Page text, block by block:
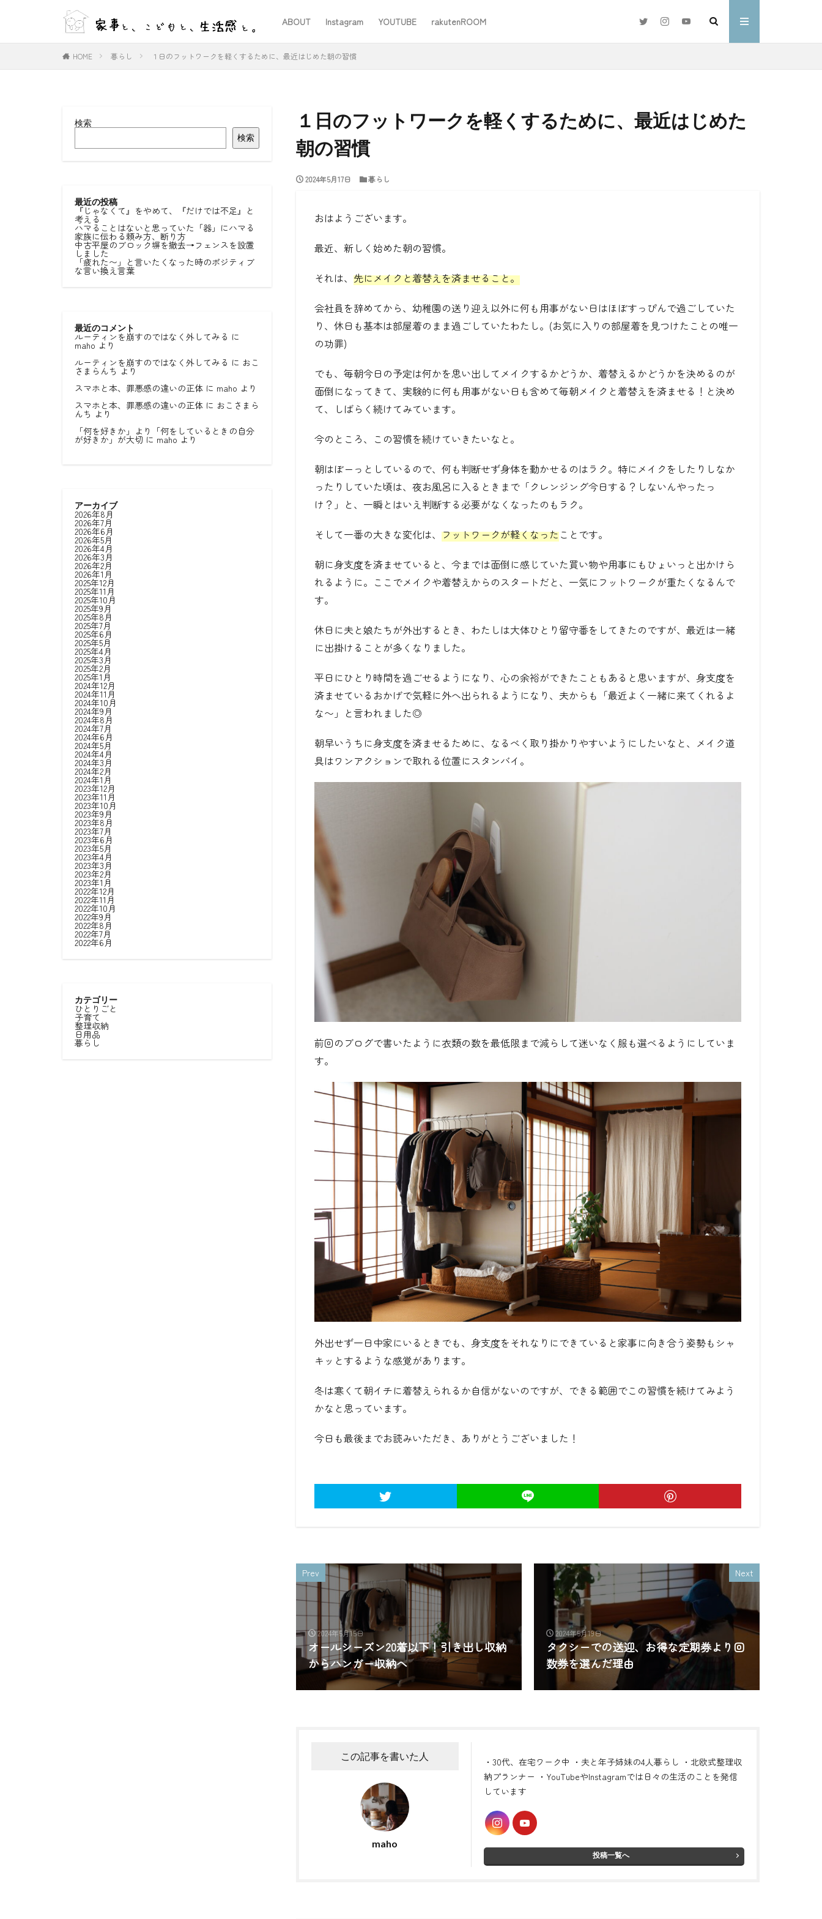
ABOUT Instagram YOUTUBE rakutenROOM
HOME 暮らし １日のフットワークを軽くするために、最近はじめた朝の習慣
１日のフットワークを軽くするために、最近はじめた
朝の習慣
2024年5月17日 暮らし
おはようございます。
最近、新しく始めた朝の習慣。
それは、 先にメイクと着替えを済ませること。
会社員を辞めてから、幼稚園の送り迎え以外に何も用事がない日はほぼすっぴんで過ごしていた
り、休日も基本は部屋着のまま過ごしていたわたし。(お気に入りの部屋着を見つけたことの唯一
の功罪)
でも、毎朝今日の予定は何かを思い出してメイクするかどうか、着替えるかどうかを決めるのが
面倒になってきて、実験的に何も用事がない日も含めて毎朝メイクと着替えを済ませる！と決め
て、しばらく続けてみています。
今のところ、この習慣を続けていきたいなと。
朝はぼーっとしているので、何も判断せず身体を動かせるのはラク。特にメイクをしたりしなか
ったりしていた頃は、夜お風呂に入るときまで「クレンジング今日する？しないんやったっ
け？」と、一瞬とはいえ判断する必要がなくなったのもラク。
そして一番の大きな変化は、 フットワークが軽くなったことです。
朝に身支度を済ませていると、今までは面倒に感じていた買い物や用事にもひょいっと出かけら
れるように。ここでメイクや着替えからのスタートだと、一気にフットワークが重たくなるんで
す。
休日に夫と娘たちが外出するとき、わたしは大体ひとり留守番をしてきたのですが、最近は一緒
に出掛けることが多くなりました。
平日にひとり時間を過ごせるようになり、心の余裕ができたこともあると思いますが、身支度を
済ませているおかげで気軽に外へ出られるようになり、夫からも「最近よく一緒に来てくれるよ
な〜」と言われました◎
朝早いうちに身支度を済ませるために、なるべく取り掛かりやすいようにしたいなと、メイク道
具はワンアクションで取れる位置にスタンバイ。
前回のブログで書いたように衣類の数を最低限まで減らして迷いなく服も選べるようにしていま
す。
外出せず一日中家にいるときでも、身支度をそれなりにできていると家事に向き合う姿勢もシャ
キッとするような感覚があります。
冬は寒くて朝イチに着替えられるか自信がないのですが、できる範囲でこの習慣を続けてみよう
かなと思っています。
今日も最後までお読みいただき、ありがとうございました！
Prev
2024年5月15日
オールシーズン20着以下！引き出し収納
からハンガー収納へ
Next
2024年5月19日
タクシーでの送迎、お得な定期券より回
数券を選んだ理由
この記事を書いた人
maho
・30代、在宅ワーク中 ・夫と年子姉妹の4人暮らし ・北欧式整理収
納プランナー ・YouTubeやInstagramでは日々の生活のことを発信
しています
投稿一覧へ
検索
検索
最近の投稿
『じゃなくて』をやめて、『だけでは不足』と
考える
ハマることはないと思っていた「器」にハマる
家族に伝わる頼み方、断り方
中古平屋のブロック塀を撤去→フェンスを設置
しました
「疲れた〜」と言いたくなった時のポジティブ
な言い換え言葉
最近のコメント
ルーティンを崩すのではなく外してみる に
maho より
ルーティンを崩すのではなく外してみる に おこ
さまらんち より
スマホと本、罪悪感の違いの正体 に maho より
スマホと本、罪悪感の違いの正体 に おこさまら
んち より
「何を好きか」より「何をしているときの自分
が好きか」が大切 に maho より
アーカイブ
2026年8月
2026年7月
2026年6月
2026年5月
2026年4月
2026年3月
2026年2月
2026年1月
2025年12月
2025年11月
2025年10月
2025年9月
2025年8月
2025年7月
2025年6月
2025年5月
2025年4月
2025年3月
2025年2月
2025年1月
2024年12月
2024年11月
2024年10月
2024年9月
2024年8月
2024年7月
2024年6月
2024年5月
2024年4月
2024年3月
2024年2月
2024年1月
2023年12月
2023年11月
2023年10月
2023年9月
2023年8月
2023年7月
2023年6月
2023年5月
2023年4月
2023年3月
2023年2月
2023年1月
2022年12月
2022年11月
2022年10月
2022年9月
2022年8月
2022年7月
2022年6月
カテゴリー
ひとりごと
子育て
整理収納
日用品
暮らし
WEB デザイン SEO
#家事問屋 #日用品日記